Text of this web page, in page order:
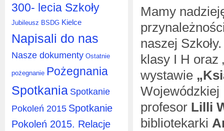
300- lecia Szkoły
Jubileusz BSDG Kielce
Napisali do nas
Nasze dokumenty Ostatnie
pożegnanie Pożegnania
Spotkania Spotkanie
Pokoleń 2015 Spotkanie
Pokoleń 2015. Relacje
Mamy
naszej
klasy I H oraz
wystawie
Wojewódzkiej
profesor Lilli
bibliotekarki